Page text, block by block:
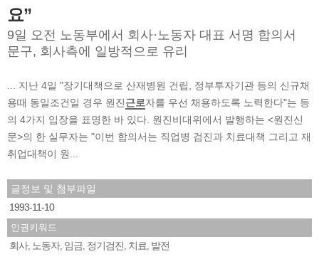
요”
9일 오전 노동부에서 회사·노동자 대표 서명 합의서
문구, 회사측에 일방적으로 유리
... 지난 4일 "장기대책으로 산재병원 건립, 정부투자기관 등의 신규채
용때 동일조건일 경우 원진근로자를 우선 채용하도록 노력한다"는 등
의 4가지 입장을 표명한 바 있다. 원진비대위에서 발행하는 <원진신
문>의 한 실무자는 "이번 합의서는 직업병 검진과 치료대책 그리고 재
취업대책이 원...
글정보 및 첨부파일
1993-11-10
인권키워드
회사, 노동자, 임금 정기검진 치료 발전